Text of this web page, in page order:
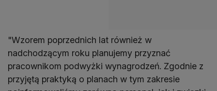
"Wzorem poprzednich lat również w
nadchodzącym roku planujemy przyznać
pracownikom podwyżki wynagrodzeń. Zgodnie z
przyjętą praktyką o planach w tym zakresie